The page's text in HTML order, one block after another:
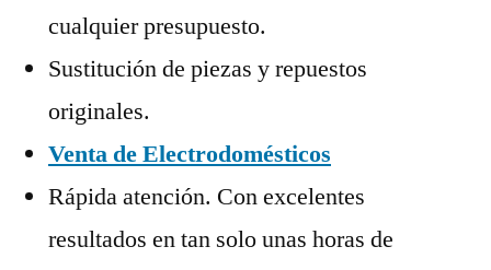
cualquier presupuesto.
Sustitución de piezas y repuestos
originales.
Venta de Electrodomésticos
Rápida atención. Con excelentes
resultados en tan solo unas horas de